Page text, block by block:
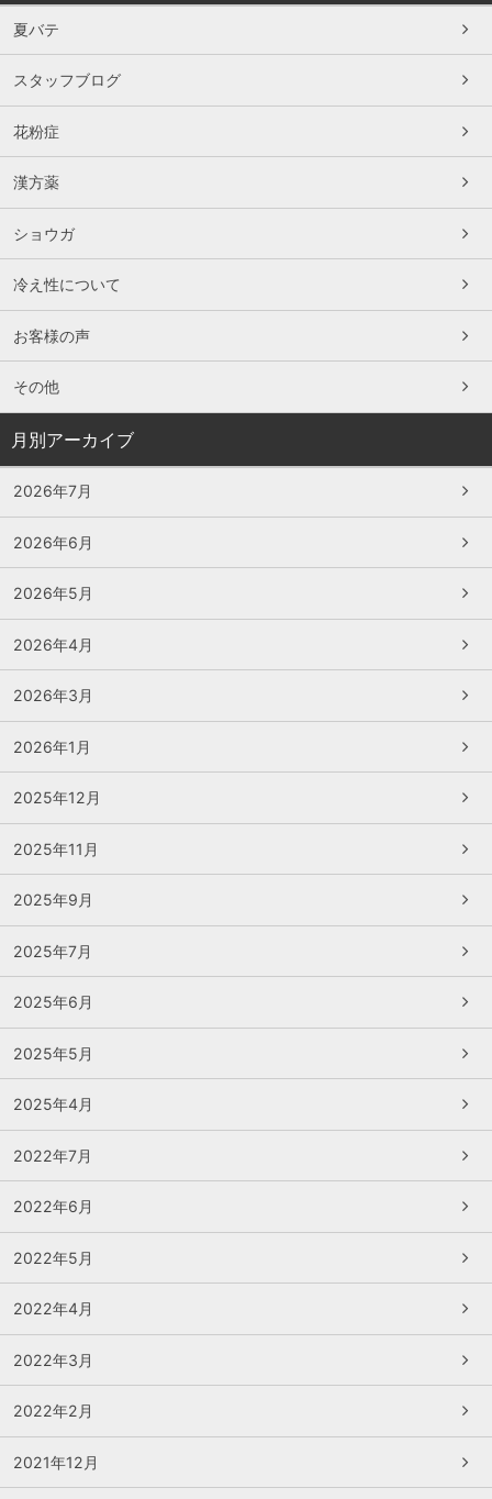
夏バテ
スタッフブログ
花粉症
漢方薬
ショウガ
冷え性について
お客様の声
その他
月別アーカイブ
2026年7月
2026年6月
2026年5月
2026年4月
2026年3月
2026年1月
2025年12月
2025年11月
2025年9月
2025年7月
2025年6月
2025年5月
2025年4月
2022年7月
2022年6月
2022年5月
2022年4月
2022年3月
2022年2月
2021年12月